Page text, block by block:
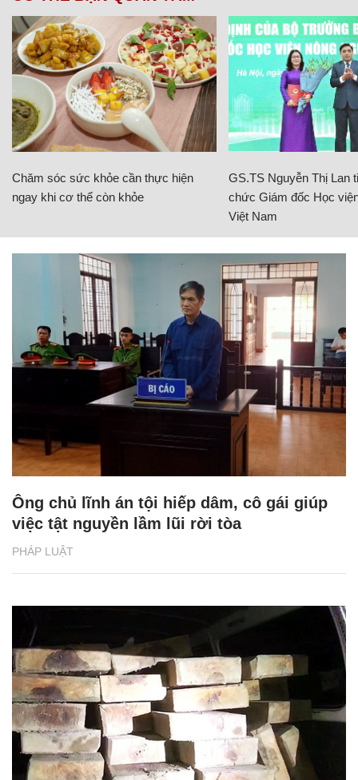
Chăm sóc sức khỏe cần thực hiện
ngay khi cơ thể còn khỏe
GS.TS Nguyễn Thị Lan
chức Giám đốc Học
Việt Nam
PHÁP LUẬT
Ông chủ lĩnh án tội hiếp dâm, cô gái giúp
việc tật nguyền lầm lũi rời tòa